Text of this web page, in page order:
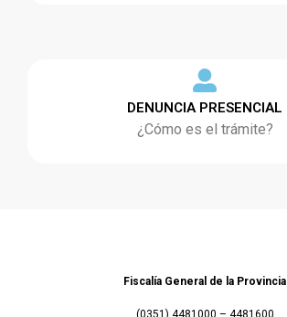
DENUNCIA PRESENCIAL
¿Cómo es el trámite?
Fiscalía General de la Provincia
(0351) 4481000 – 4481600